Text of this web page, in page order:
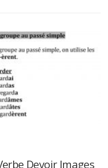
Devoir Images